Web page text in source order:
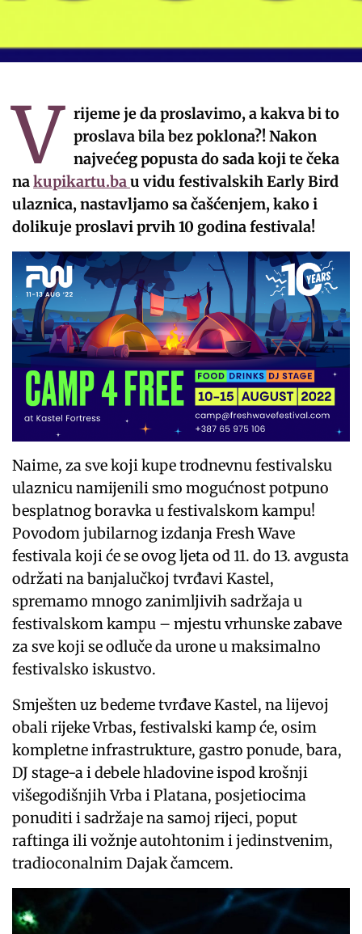
V rijeme je da proslavimo, a kakva bi to
proslava bila bez poklona?! Nakon
najvećeg popusta do sada koji te čeka
nakupikartu.bau vidu festivalskih Early Bird
ulaznica, nastavljamo sa čašćenjem, kako i
dolikuje proslavi prvih 10 godina festivala!
Naime, za sve koji kupe trodnevnu festivalsku
ulaznicu namijenili smo mogućnost potpuno
besplatnog boravka u festivalskom kampu!
Povodom jubilarnog izdanja Fresh Wave
festivala koji će se ovog ljeta od 11. do 13. avgusta
održati na banjalučkoj tvrđavi Kastel,
spremamo mnogo zanimljivih sadržaja u
festivalskom kampu – mjestu vrhunske zabave
za sve koji se odluče da urone u maksimalno
festivalsko iskustvo.
Smješten uz bedeme tvrđave Kastel, na lijevoj
obali rijeke Vrbas, festivalski kamp će, osim
kompletne infrastrukture, gastro ponude, bara,
DJ stage-a i debele hladovine ispod krošnji
višegodišnjih Vrba i Platana, posjetiocima
ponuditi i sadržaje na samoj rijeci, poput
raftinga ili vožnje autohtonim i jedinstvenim,
tradioconalnim Dajak čamcem.